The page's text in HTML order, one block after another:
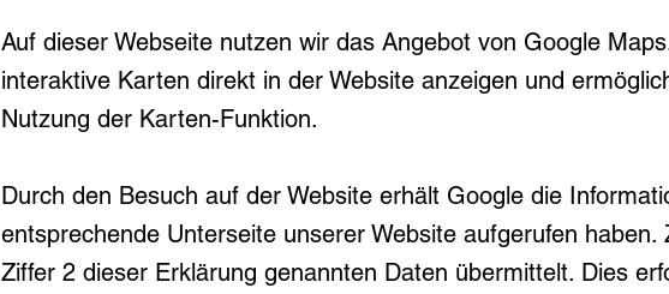
Auf dieser Webseite nutzen wir das Angebot von Google
interaktive Karten direkt in der Website anzeigen und
Nutzung der Karten-Funktion.
Durch den Besuch auf der Website erhält Google die
entsprechende Unterseite unserer Website aufgerufen
Ziffer 2 dieser Erklärung genannten Daten übermittelt. Dies